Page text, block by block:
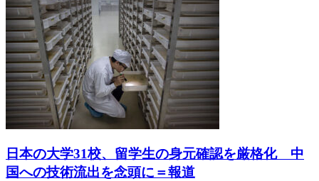
日本の大学31校、留学生の身元確認を厳格化 中
国への技術流出を念頭に＝報道